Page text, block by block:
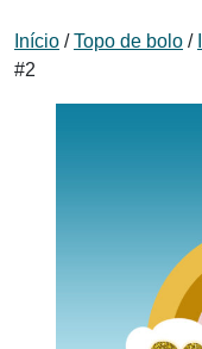
Início /Topo de bolo /
#2